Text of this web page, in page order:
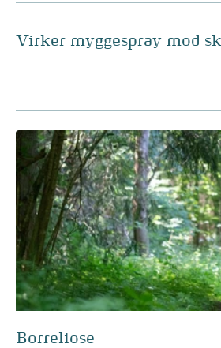
Virker myggespray mod
Borreliose